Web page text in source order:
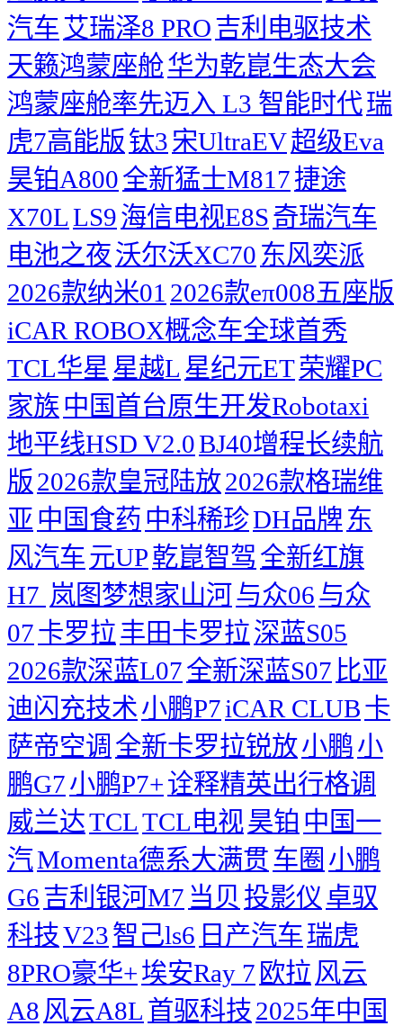
汽车艾瑞泽8 PRO吉利电驱技术
天籁鸿蒙座舱华为乾崑生态大会
鸿蒙座舱率先迈入 L3 智能时代瑞
虎7高能版钛3 宋UltraEV超级Eva
昊铂A800全新猛士M817捷途
X70LLS9海信电视E8S奇瑞汽车
电池之夜沃尔沃XC70 东风奕派
2026款纳米01 2026款eπ008五座版
iCAR ROBOX概念车全球首秀
TCL华星 星越L 星纪元ET荣耀PC
家族 中国首台原生开发Robotaxi
地平线HSD V2.0BJ40增程长续航
版2026款皇冠陆放2026款格瑞维
亚 中国食药 中科稀珍DH品牌 东
风汽车元UP乾崑智驾 全新红旗
H7 ​ 岚图梦想家山河与众06与众
07卡罗拉丰田卡罗拉深蓝S05
2026款深蓝L07全新深蓝S07 比亚
迪闪充技术小鹏P7iCAR CLUB卡
萨帝空调 全新卡罗拉锐放小鹏小
鹏G7小鹏P7+诠释精英出行格调
威兰达TCLTCL电视昊铂 中国一
汽Momenta德系大满贯车圈 小鹏
G6吉利银河M7 当贝 投影仪 卓驭
科技V23智己ls6 日产汽车瑞虎
8PRO豪华+埃安Ray 7 欧拉 风云
A8 风云A8L 首驱科技2025年中国